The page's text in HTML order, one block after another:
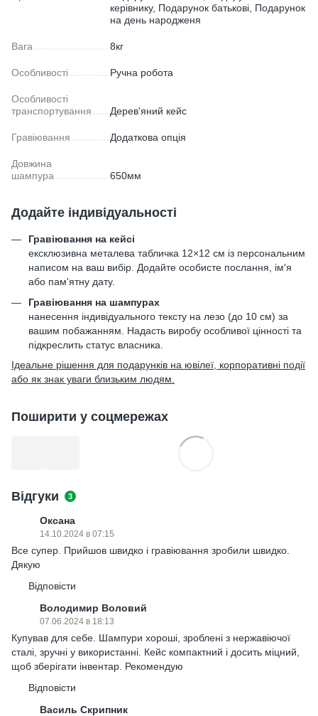
керівнику, Подарунок батькові, Подарунок
на день народженя
Вага 8кг
Особливості Ручна робота
Особливості
транспортування
Дерев'яний кейс
Гравіювання Додаткова опція
Довжина
шампура
650мм
Додайте індивідуальності
Гравіювання на кейсі
ексклюзивна металева табличка 12×12 см із персональним
написом на ваш вибір. Додайте особисте послання, ім'я
або пам'ятну дату.
Гравіювання на шампурах
нанесення індивідуального тексту на лезо (до 10 см) за
вашим побажанням. Надасть виробу особливої цінності та
підкреслить статус власника.
Ідеальне рішення для подарунків на ювілеї, корпоративні події
або як знак уваги близьким людям.
Поширити у соцмережах
Відгуки 3
Оксана
14.10.2024 в 07:15
Все супер. Прийшов швидко і гравіювання зробили швидко.
Дякую
Відповісти
Володимир Воловий
07.06.2024 в 18:13
Купував для себе. Шампури хороші, зроблені з нержавіючої
сталі, зручні у використанні. Кейc компактний і досить міцний,
щоб зберігати інвентар. Рекомендую
Відповісти
Василь Скрипник